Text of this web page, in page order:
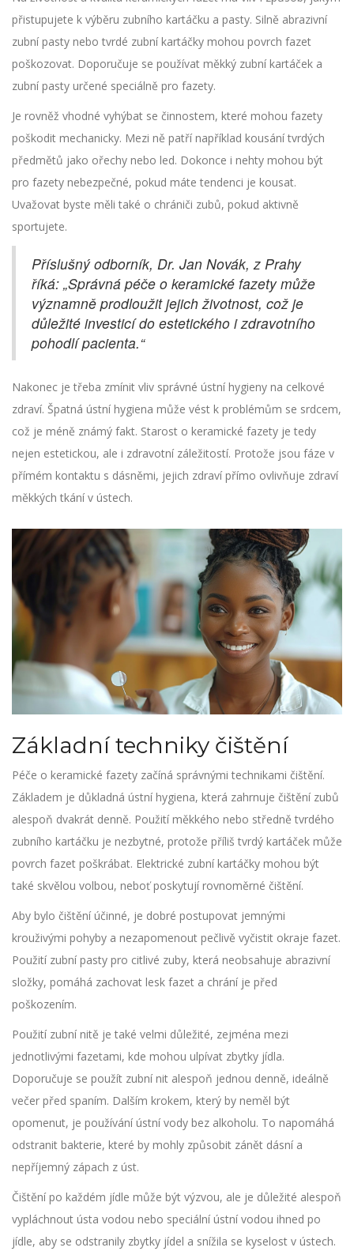
přistupujete k výběru zubního kartáčku a pasty. Silně abrazivní
zubní pasty nebo tvrdé zubní kartáčky mohou povrch fazet
poškozovat. Doporučuje se používat měkký zubní kartáček a
zubní pasty určené speciálně pro fazety.
Je rovněž vhodné vyhýbat se činnostem, které mohou fazety
poškodit mechanicky. Mezi ně patří například kousání tvrdých
předmětů jako ořechy nebo led. Dokonce i nehty mohou být
pro fazety nebezpečné, pokud máte tendenci je kousat.
Uvažovat byste měli také o chrániči zubů, pokud aktivně
sportujete.
Příslušný odborník, Dr. Jan Novák, z Prahy
říká: „Správná péče o keramické fazety může
významně prodloužit jejich životnost, což je
důležité investicí do estetického i zdravotního
pohodlí pacienta.“
Nakonec je třeba zmínit vliv správné ústní hygieny na celkové
zdraví. Špatná ústní hygiena může vést k problémům se srdcem,
což je méně známý fakt. Starost o keramické fazety je tedy
nejen estetickou, ale i zdravotní záležitostí. Protože jsou fáze v
přímém kontaktu s dásněmi, jejich zdraví přímo ovlivňuje zdraví
měkkých tkání v ústech.
Základní techniky čištění
Péče o keramické fazety začíná správnými technikami čištění.
Základem je důkladná ústní hygiena, která zahrnuje čištění zubů
alespoň dvakrát denně. Použití měkkého nebo středně tvrdého
zubního kartáčku je nezbytné, protože příliš tvrdý kartáček může
povrch fazet poškrábat. Elektrické zubní kartáčky mohou být
také skvělou volbou, neboť poskytují rovnoměrné čištění.
Aby bylo čištění účinné, je dobré postupovat jemnými
krouživými pohyby a nezapomenout pečlivě vyčistit okraje fazet.
Použití zubní pasty pro citlivé zuby, která neobsahuje abrazivní
složky, pomáhá zachovat lesk fazet a chrání je před
poškozením.
Použití zubní nitě je také velmi důležité, zejména mezi
jednotlivými fazetami, kde mohou ulpívat zbytky jídla.
Doporučuje se použít zubní nit alespoň jednou denně, ideálně
večer před spaním. Dalším krokem, který by neměl být
opomenut, je používání ústní vody bez alkoholu. To napomáhá
odstranit bakterie, které by mohly způsobit zánět dásní a
nepříjemný zápach z úst.
Čištění po každém jídle může být výzvou, ale je důležité alespoň
vypláchnout ústa vodou nebo speciální ústní vodou ihned po
jídle, aby se odstranily zbytky jídel a snížila se kyselost v ústech.